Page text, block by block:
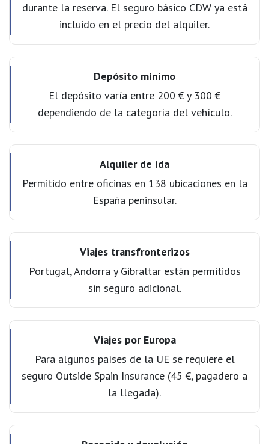
durante la reserva. El seguro básico CDW ya está
incluido en el precio del alquiler.
Depósito mínimo
El depósito varía entre 200 € y 300 €
dependiendo de la categoría del vehículo.
Alquiler de ida
Permitido entre oficinas en 138 ubicaciones en la
España peninsular.
Viajes transfronterizos
Portugal, Andorra y Gibraltar están permitidos
sin seguro adicional.
Viajes por Europa
Para algunos países de la UE se requiere el
seguro Outside Spain Insurance (45 €, pagadero a
la llegada).